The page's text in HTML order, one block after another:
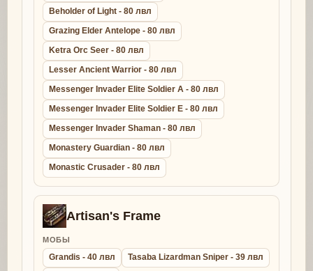
Beholder of Light - 80 лвл
Grazing Elder Antelope - 80 лвл
Ketra Orc Seer - 80 лвл
Lesser Ancient Warrior - 80 лвл
Messenger Invader Elite Soldier A - 80 лвл
Messenger Invader Elite Soldier E - 80 лвл
Messenger Invader Shaman - 80 лвл
Monastery Guardian - 80 лвл
Monastic Crusader - 80 лвл
Artisan's Frame
МОБЫ
Grandis - 40 лвл
Tasaba Lizardman Sniper - 39 лвл